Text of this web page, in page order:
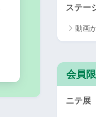
ステー
動画
会員
ニテ展